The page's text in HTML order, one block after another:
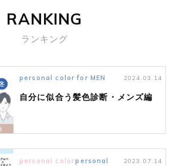
RANKING
ランキング
personal color for MEN 2024.03.14
自分に似合う髪色診断・メンズ編
personal colorpersonal
2023.07.14